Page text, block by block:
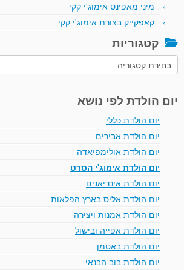
מיני מאפינס אימוג'י קקי
קאפקייק בצורת אימוג'י קקי
קטגוריות
קטגוריות
יום הולדת לפי נושא
יום הולדת כללי
יום הולדת אבירים
יום הולדת אולימפיאדה
יום הולדת אימוג'י הסרט
יום הולדת אינדיאנים
יום הולדת אליס בארץ הפלאות
יום הולדת אמנות ויצירה
יום הולדת אפייה ובישול
יום הולדת באטמן
יום הולדת בוב הבנאי